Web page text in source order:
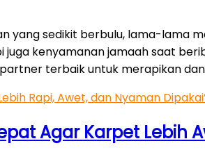
yang sedikit berbulu, lama-lama
kenyamanan jamaah saat
terbaik untuk merapikan
Rapi, Awet, dan Nyaman
Agar Karpet Lebih